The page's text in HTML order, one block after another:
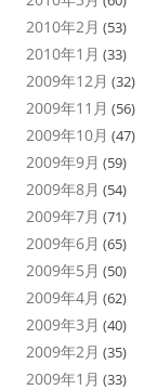
2010年2月 (53)
2010年1月 (33)
2009年12月 (32)
2009年11月 (56)
2009年10月 (47)
2009年9月 (59)
2009年8月 (54)
2009年7月 (71)
2009年6月 (65)
2009年5月 (50)
2009年4月 (62)
2009年3月 (40)
2009年2月 (35)
2009年1月 (33)